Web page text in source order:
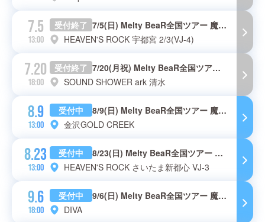
7.5
13:00
受付終了
7/5(日) Melty BeaR全国ツアー 魔法がかかるとき in 栃木
HEAVEN'S ROCK 宇都宮 2/3(VJ-4)
7.20
18:00
受付終了
7/20(月祝) Melty BeaR全国ツアー 魔法がかかるとき in 静岡
SOUND SHOWER ark 清水
8.9
13:00
受付中
8/9(日) Melty BeaR全国ツアー 魔法がかかるとき in 金沢
金沢GOLD CREEK
8.23
13:00
受付中
8/23(日) Melty BeaR全国ツアー 魔法がかかるとき in 埼玉
HEAVEN'S ROCK さいたま新都心 VJ-3
9.6
18:00
受付中
9/6(日) Melty BeaR全国ツアー 魔法がかかるとき in 名古屋
DIVA